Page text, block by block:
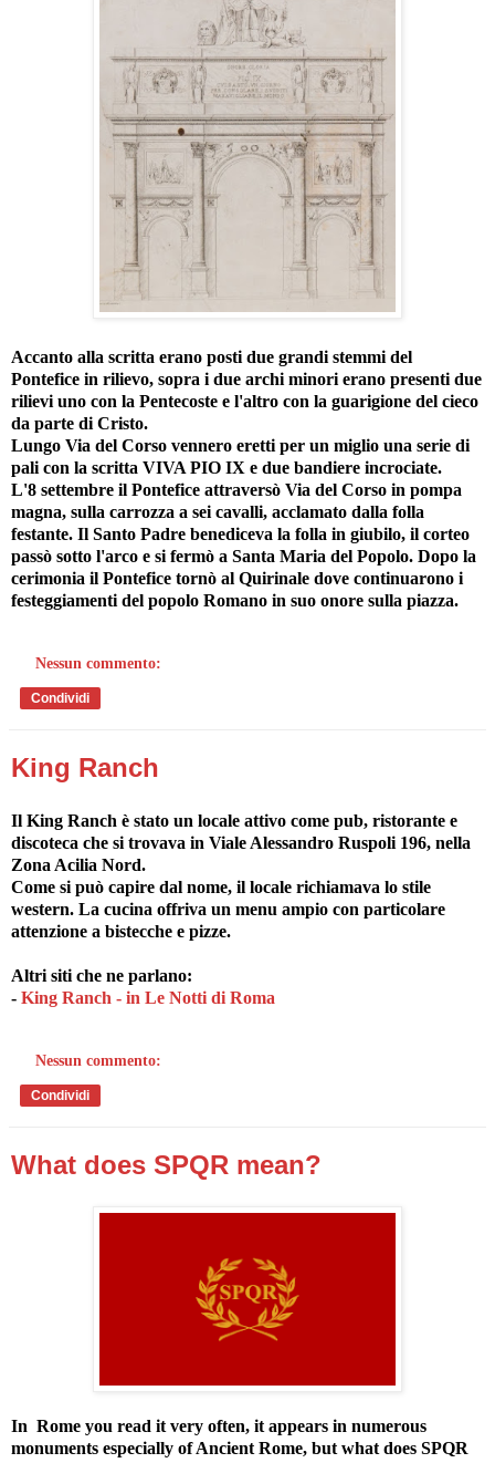
Accanto alla scritta erano posti due grandi stemmi del
Pontefice in rilievo, sopra i due archi minori erano presenti due
rilievi uno con la Pentecoste e l'altro con la guarigione del cieco
da parte di Cristo.
Lungo Via del Corso vennero eretti per un miglio una serie di
pali con la scritta VIVA PIO IX e due bandiere incrociate.
L'8 settembre il Pontefice attraversò Via del Corso in pompa
magna, sulla carrozza a sei cavalli, acclamato dalla folla
festante. Il Santo Padre benediceva la folla in giubilo, il corteo
passò sotto l'arco e si fermò a Santa Maria del Popolo. Dopo la
cerimonia il Pontefice tornò al Quirinale dove continuarono i
festeggiamenti del popolo Romano in suo onore sulla piazza.
Nessun commento:
Condividi
King Ranch
Il King Ranch è stato un locale attivo come pub, ristorante e
discoteca che si trovava in Viale Alessandro Ruspoli 196, nella
Zona Acilia Nord.
Come si può capire dal nome, il locale richiamava lo stile
western. La cucina offriva un menu ampio con particolare
attenzione a bistecche e pizze.
Altri siti che ne parlano:
- King Ranch - in Le Notti di Roma
Nessun commento:
Condividi
What does SPQR mean?
In Rome you read it very often, it appears in numerous
monuments especially of Ancient Rome, but what does SPQR